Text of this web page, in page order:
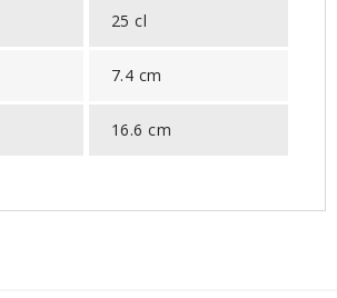
25 cl
7.4 cm
16.6 cm